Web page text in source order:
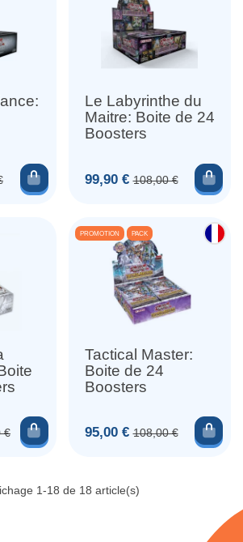
Ajouter au panier
Le Labyrinthe du
Maitre: Boite de 24
Boosters
Prix
99,90 €Prix de base
108,00 €
base
€ Ajouter au panier
Tactical Master:
Boite de 24
Boosters
Prix
95,00 €Prix de base
108,00 €
PROMOTION PACK
1-18 de 18 article(s)